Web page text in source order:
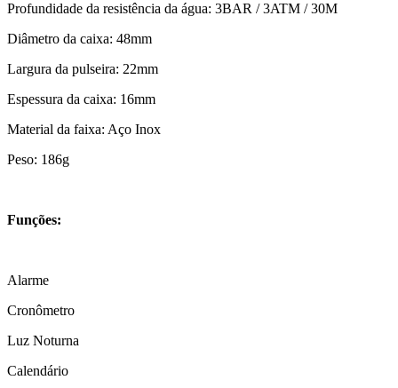
Profundidade da resistência da água: 3BAR / 3ATM / 30M
Diâmetro da caixa: 48mm
Largura da pulseira: 22mm
Espessura da caixa: 16mm
Material da faixa: Aço Inox
Peso: 186g
Funções:
Alarme
Cronômetro
Luz Noturna
Calendário